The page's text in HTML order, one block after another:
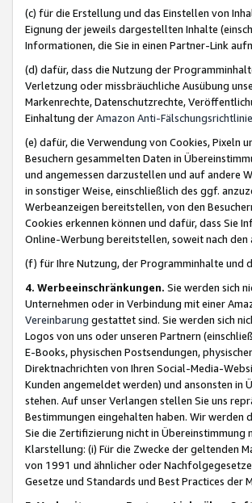
(c) für die Erstellung und das Einstellen von
Eignung der jeweils dargestellten Inhalte
Informationen, die Sie in einen Partner-Link
(d) dafür, dass die Nutzung der
Verletzung oder missbräuchliche Ausübung
Markenrechte, Datenschutzrechte,
Einhaltung derAmazon Anti-
(e) dafür, die Verwendung von Cookies, Pixeln
Besuchern gesammelten Daten in
und angemessen darzustellen und auf andere
in sonstiger Weise, einschließlich des ggf.
Werbeanzeigen bereitstellen, von den
Cookies erkennen können und dafür, dass Sie
Online-Werbung bereitstellen, soweit nach
(f) für Ihre Nutzung, der Programminhalte und
4. Werbeeinschränkungen. Sie werden sich
Unternehmen oder in Verbindung mit einer
Vereinbarung gestattet sind. Sie werden sich
Logos von uns oder unseren Partnern
E-Books, physischen Postsendungen,
Direktnachrichten von Ihren Social-Media-
Kunden angemeldet werden) und ansonsten in
stehen. Auf unser Verlangen stellen Sie uns
Bestimmungen eingehalten haben. Wir werden
Sie die Zertifizierung nicht in
Klarstellung: (i) Für die Zwecke der geltenden
von 1991 und ähnlicher oder
Gesetze und Standards und Best Practices